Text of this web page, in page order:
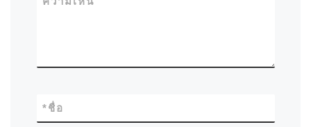
ชื่อ
*